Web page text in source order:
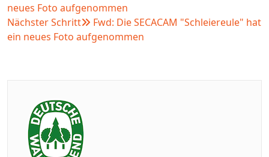
neues Foto aufgenommen
Nächster Schritt
Fwd: Die SECACAM "Schleiereule" hat
ein neues Foto aufgenommen